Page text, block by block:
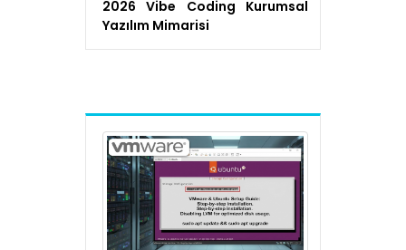
2026 Vibe Coding Kurumsal
Yazılım Mimarisi